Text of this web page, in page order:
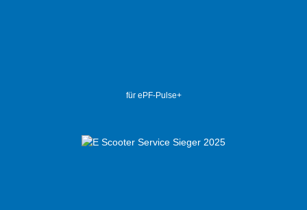
für ePF-Pulse+